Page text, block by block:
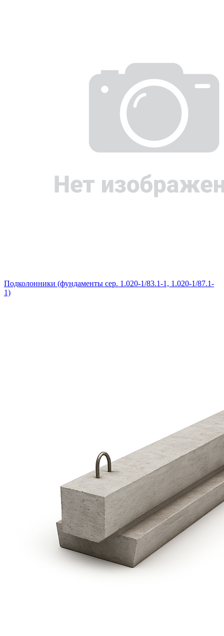
Подколонники (фундаменты сер. 1.020-1/83.1-1, 1.020-1/87.1-
1)